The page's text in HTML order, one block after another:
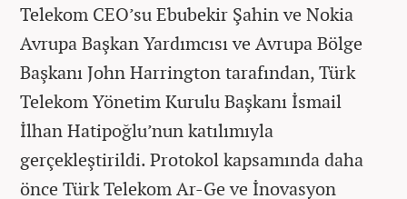
Telekom CEO’su Ebubekir Şahin ve Nokia
Avrupa Başkan Yardımcısı ve Avrupa Bölge
Başkanı John Harrington tarafından, Türk
Telekom Yönetim Kurulu Başkanı İsmail
İlhan Hatipoğlu’nun katılımıyla
gerçekleştirildi. Protokol kapsamında daha
önce Türk Telekom Ar-Ge ve İnovasyon